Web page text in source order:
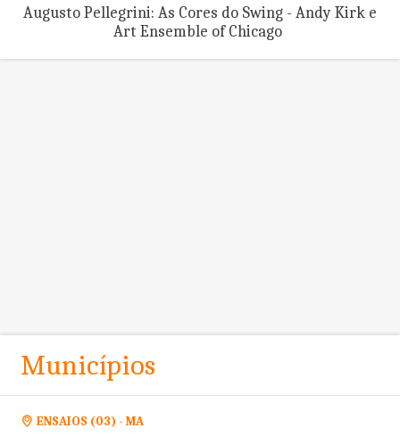
Augusto Pellegrini: As Cores do Swing - Andy Kirk e
Art Ensemble of Chicago
Municípios
ENSAIOS (03) - MA